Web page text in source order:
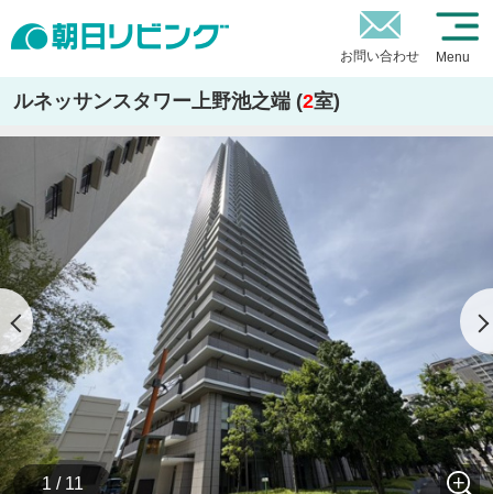
お問い合わせ Menu
ルネッサンスタワー上野池之端 (2室)
1 / 11